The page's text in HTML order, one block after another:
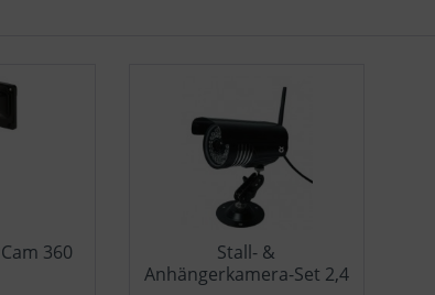
360
Stall- &
Anhängerkamera-Set 2,4